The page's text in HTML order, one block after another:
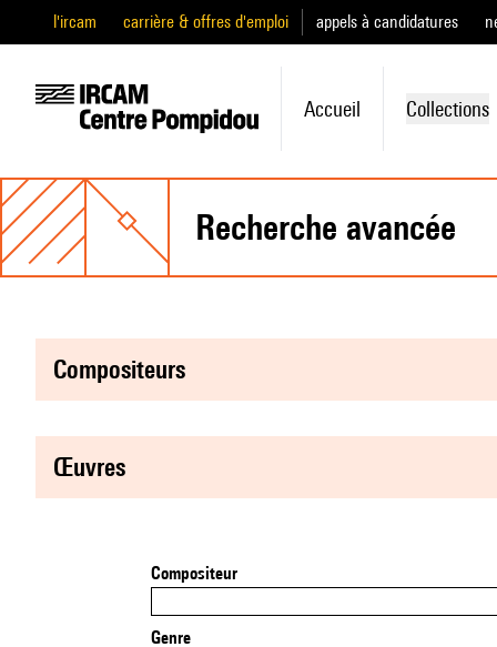
l'ircam carrière & offres d'emploi appels à candidatures
Accueil Collections
recherche avancée
compositeurs
œuvres
Compositeur
Genre